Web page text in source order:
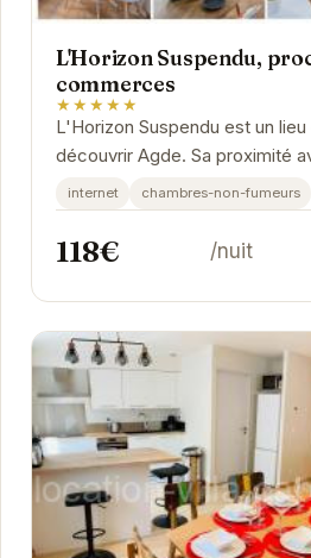
L'Horizon Suspendu,
commerces
★★★★★
L'Horizon Suspendu est un
découvrir Agde. Sa proximité
commerces vous permettra de
internet chambres-non-fumeurs
118€ /nuit